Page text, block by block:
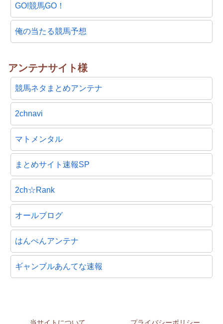
GO!競馬GO！
俺の当たる競馬予想
アンテナサイト様
競馬ネタまとめアンテナ
2chnavi
マトメンタル
まとめサイト速報SP
2ch☆Rank
オールブログ
はんぺんアンテナ
ギャンブルあんてな速報